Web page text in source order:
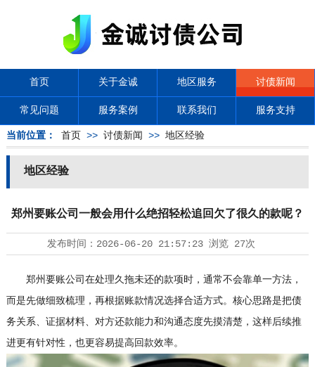
首页 关于金诚 地区服务 讨债新闻
常见问题 服务案例 联系我们 服务支持
当前位置： 首页 >> 讨债新闻 >> 地区经验
地区经验
郑州要账公司一般会用什么绝招轻松追回欠了很久的款呢？
发布时间： 2026-06-20 21:57:23浏览 27次
郑州要账公司在处理久拖未还的款项时，通常不会靠单一方法，
而是先做细致梳理，再根据账款情况选择合适方式。核心思路是把债
务关系、证据材料、对方还款能力和沟通态度先摸清楚，这样后续推
进更有针对性，也更容易提高回款效率。